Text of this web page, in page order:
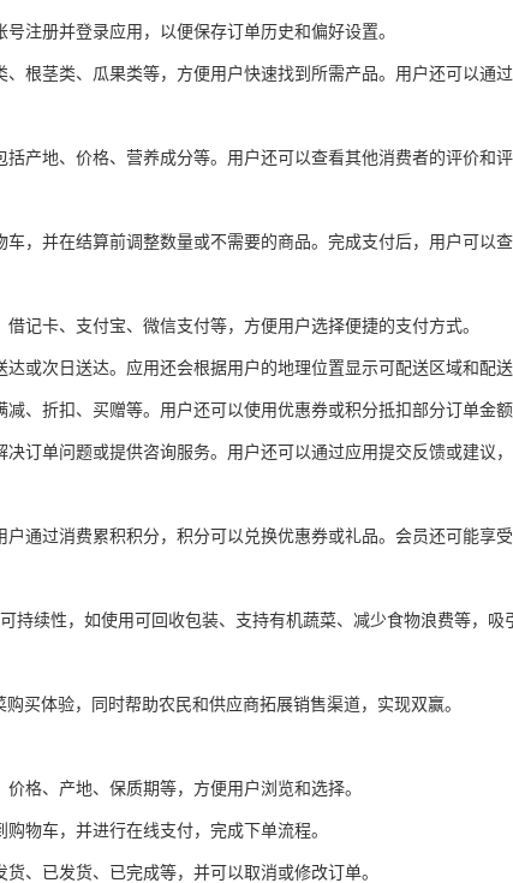
注册并登录应用，以便保存订单历史和偏好设置。
根茎类、瓜果类等，方便用户快速找到所需产品。用户还可以通
产地、价格、营养成分等。用户还可以查看其他消费者的评价和
，并在结算前调整数量或不需要的商品。完成支付后，用户可以
记卡、支付宝、微信支付等，方便用户选择便捷的支付方式。
或次日送达。应用还会根据用户的地理位置显示可配送区域和配送
、折扣、买赠等。用户还可以使用优惠券或积分抵扣部分订单金额
订单问题或提供咨询服务。用户还可以通过应用提交反馈或建议
通过消费累积积分，积分可以兑换优惠券或礼品。会员还可能享
持续性，如使用可回收包装、支持有机蔬菜、减少食物浪费等，吸
买体验，同时帮助农民和供应商拓展销售渠道，实现双赢。
格、产地、保质期等，方便用户浏览和选择。
物车，并进行在线支付，完成下单流程。
、已发货、已完成等，并可以取消或修改订单。